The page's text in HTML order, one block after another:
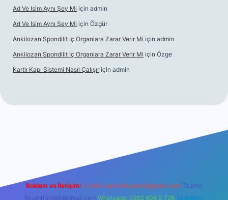
Ad Ve Isim Aynı Şey Mi için admin
Ad Ve Isim Aynı Şey Mi için Özgür
Ankilozan Spondilit Iç Organlara Zarar Verir Mi için admin
Ankilozan Spondilit Iç Organlara Zarar Verir Mi için Özge
Kartlı Kapı Sistemi Nasıl Çalışır için admin
Reklam ve İletişim: E-mail: backlinkpaneli@gmail.com Teams:
forumhizmeti@gmail.com Whatsapp: 0262 606 0 726 Telegram: